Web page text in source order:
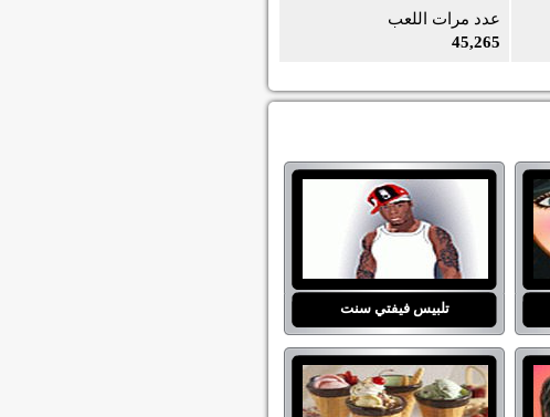
عدد مرات اللعب
45,265
تلبيس فيفتي سنت